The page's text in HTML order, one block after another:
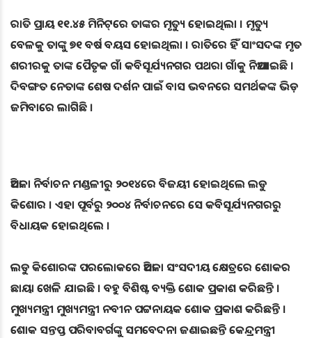
ରାତି ପ୍ରାୟ ୧୧.୪୫ ମିନିଟ୍‌ରେ ତାଙ୍କର ମୃତ୍ୟୁ ହୋଇଥିଲା । ମୃତ୍ୟୁ
ବେଳକୁ ତାଙ୍କୁ ୭୧ ବର୍ଷ ବୟସ ହୋଇଥିଲା । ରାତିରେ ହିଁ ସାଂସଦଙ୍କ ମୃତ
ଶରୀରକୁ ତାଙ୍କ ପୈତୃକ ଗାଁ କବିସୂର୍ଯ୍ୟନଗର ପଥରା ଗାଁକୁ ନିଆଯାଇଛି ।
ଦିବଙ୍ଗତ ନେତାଙ୍କ ଶେଷ ଦର୍ଶନ ପାଇଁ ବାସ ଭବନରେ ସମର୍ଥକଙ୍କ ଭିଡ଼
ଜମିବାରେ ଲାଗିଛି ।
ଆସିକା ନିର୍ବାଚନ ମଣ୍ଡଳୀରୁ ୨୦୧୪ରେ ବିଜୟୀ ହୋଇଥିଲେ ଲଡୁ
କିଶୋର । ଏହା ପୂର୍ବରୁ ୨୦୦୪ ନିର୍ବାଚନରେ ସେ କବିସୂର୍ଯ୍ୟନଗରରୁ
ବିଧାୟକ ହୋଇଥିଲେ ।
ଲଡୁ କିଶୋରଙ୍କ ପରଲୋକରେ ଆସିକା ସଂସଦୀୟ କ୍ଷେତ୍ରରେ ଶୋକର
ଛାୟା ଖେଳି ଯାଇଛି । ବହୁ ବିଶିଷ୍ଟ ବ୍ୟକ୍ତି ଶୋକ ପ୍ରକାଶ କରିଛନ୍ତି ।
ମୁଖ୍ୟମନ୍ତ୍ରୀ ମୁଖ୍ୟମନ୍ତ୍ରୀ ନବୀନ ପଟ୍ଟନାୟକ ଶୋକ ପ୍ରକାଶ କରିଛନ୍ତି ।
ଶୋକ ସନ୍ତପ୍ତ ପରିବାବର୍ଗଙ୍କୁ ସମବେଦନା ଜଣାଇଛନ୍ତି କେନ୍ଦ୍ରମନ୍ତ୍ରୀ